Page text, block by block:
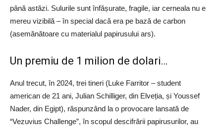
până astăzi. Sulurile sunt înfășurate, fragile, iar cerneala nu e
mereu vizibilă – în special dacă era pe bază de carbon
(asemănătoare cu materialul papirusului ars).
Un premiu de 1 milion de dolari…
Anul trecut, în 2024, trei tineri (Luke Farritor – student
american de 21 ani, Julian Schilliger, din Elveția, și Youssef
Nader, din Egipt), răspunzând la o provocare lansată de
“Vezuvius Challenge”, în scopul descifrării papirusurilor, au